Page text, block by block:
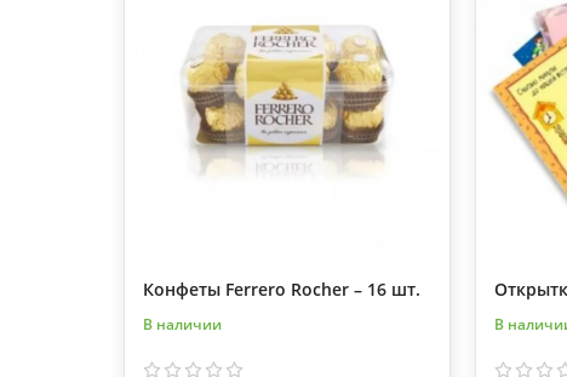
Конфеты Ferrero Rocher – 16 шт.
В наличии В